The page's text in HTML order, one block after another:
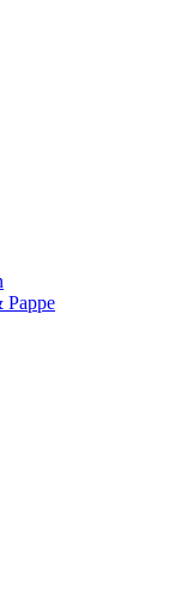
Pappe